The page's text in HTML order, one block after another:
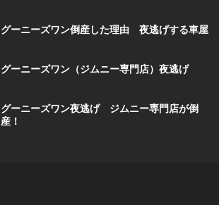
グーニーズワン倒産した理由 夜逃げする車屋
グーニーズワン（ジムニー専門店）夜逃げ
グーニーズワン夜逃げ ジムニー専門店が倒
産！